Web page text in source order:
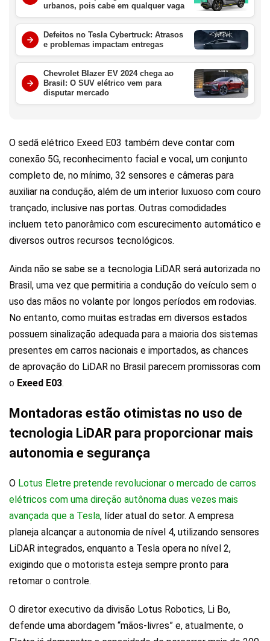
urbanos, pois cabe em qualquer vaga
Defeitos no Tesla Cybertruck: Atrasos
e problemas impactam entregas
Chevrolet Blazer EV 2024 chega ao
Brasil: O SUV elétrico vem para
disputar mercado
O sedã elétrico Exeed E03 também deve contar com
conexão 5G, reconhecimento facial e vocal, um conjunto
completo de, no mínimo, 32 sensores e câmeras para
auxiliar na condução, além de um interior luxuoso com couro
trançado, inclusive nas portas. Outras comodidades
incluem teto panorâmico com escurecimento automático e
diversos outros recursos tecnológicos.
Ainda não se sabe se a tecnologia LiDAR será autorizada no
Brasil, uma vez que permitiria a condução do veículo sem o
uso das mãos no volante por longos períodos em rodovias.
No entanto, como muitas estradas em diversos estados
possuem sinalização adequada para a maioria dos sistemas
presentes em carros nacionais e importados, as chances
de aprovação do LiDAR no Brasil parecem promissoras com
o Exeed E03.
Montadoras estão otimistas no uso de
tecnologia LiDAR para proporcionar mais
autonomia e segurança
O Lotus Eletre pretende revolucionar o mercado de carros
elétricos com uma direção autônoma duas vezes mais
avançada que a Tesla, líder atual do setor. A empresa
planeja alcançar a autonomia de nível 4, utilizando sensores
LiDAR integrados, enquanto a Tesla opera no nível 2,
exigindo que o motorista esteja sempre pronto para
retomar o controle.
O diretor executivo da divisão Lotus Robotics, Li Bo,
defende uma abordagem “mãos-livres” e, atualmente, o